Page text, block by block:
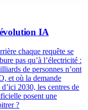
IA
chaque requête se
pas qu’à l’électricité :
de personnes n’ont
et où la demande
2030, les centres de
posent une
?